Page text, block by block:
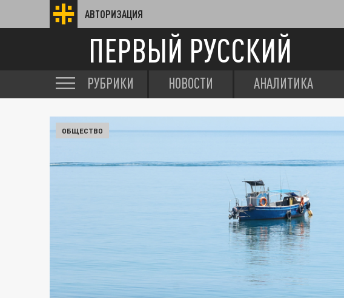
АВТОРИЗАЦИЯ
ПЕРВЫЙ РУССКИЙ
РУБРИКИ НОВОСТИ АНАЛИТИКА
ОБЩЕСТВО